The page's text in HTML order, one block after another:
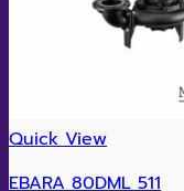
Quick View
EBARA 80DML 511